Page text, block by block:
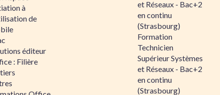
à
de
éditeur
: Filière
et Réseaux - Bac+2
en continu
(Strasbourg)
Formation
Technicien
Supérieur Systèmes
et Réseaux - Bac+2
en continu
(Strasbourg)